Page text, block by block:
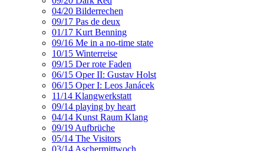
04/20 Bilderrechen
09/17 Pas de deux
01/17 Kurt Benning
09/16 Me in a no-time state
10/15 Winterreise
09/15 Der rote Faden
06/15 Oper II: Gustav Holst
06/15 Oper I: Leos Janácek
11/14 Klangwerkstatt
09/14 playing by heart
04/14 Kunst Raum Klang
09/19 Aufbrüche
05/14 The Visitors
03/14 Aschermittwoch